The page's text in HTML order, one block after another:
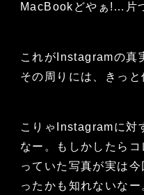
MacBookどやぁ!…片
これがInstagramの真
その周りには、きっ
こりゃInstagramに対
なー。もしかしたら
っていた写真が実は
ったかも知れないなー